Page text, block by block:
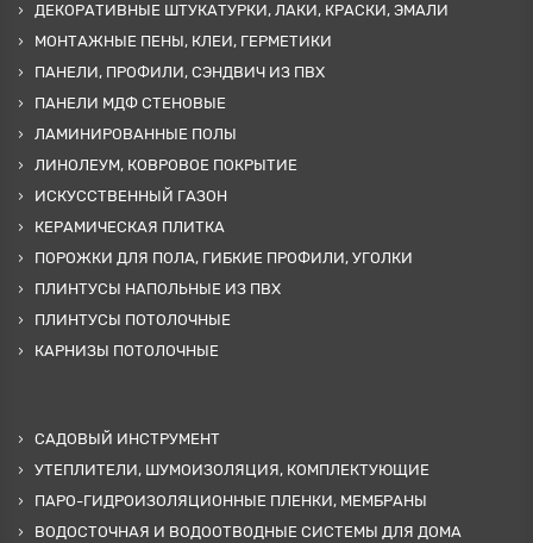
ДЕКОРАТИВНЫЕ ШТУКАТУРКИ, ЛАКИ, КРАСКИ, ЭМАЛИ
МОНТАЖНЫЕ ПЕНЫ, КЛЕИ, ГЕРМЕТИКИ
ПАНЕЛИ, ПРОФИЛИ, СЭНДВИЧ ИЗ ПВХ
ПАНЕЛИ МДФ СТЕНОВЫЕ
ЛАМИНИРОВАННЫЕ ПОЛЫ
ЛИНОЛЕУМ, КОВРОВОЕ ПОКРЫТИЕ
ИСКУССТВЕННЫЙ ГАЗОН
КЕРАМИЧЕСКАЯ ПЛИТКА
ПОРОЖКИ ДЛЯ ПОЛА, ГИБКИЕ ПРОФИЛИ, УГОЛКИ
ПЛИНТУСЫ НАПОЛЬНЫЕ ИЗ ПВХ
ПЛИНТУСЫ ПОТОЛОЧНЫЕ
КАРНИЗЫ ПОТОЛОЧНЫЕ
САДОВЫЙ ИНСТРУМЕНТ
УТЕПЛИТЕЛИ, ШУМОИЗОЛЯЦИЯ, КОМПЛЕКТУЮЩИЕ
ПАРО-ГИДРОИЗОЛЯЦИОННЫЕ ПЛЕНКИ, МЕМБРАНЫ
ВОДОСТОЧНАЯ И ВОДООТВОДНЫЕ СИСТЕМЫ ДЛЯ ДОМА